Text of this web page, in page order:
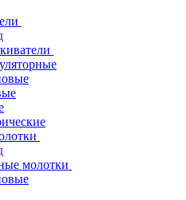
молотки